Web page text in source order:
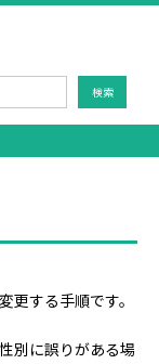
検索
更する手順です。
別に誤りがある場